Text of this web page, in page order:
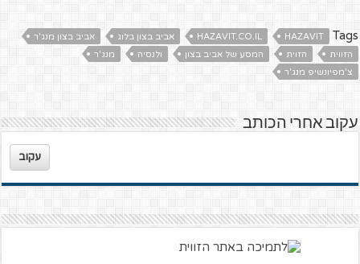
Tags
HAZAVIT
HAZAVIT.CO.IL אביב בצון בלוג
אביב בצון מנג'ר
הזווית
הזוית המסע של אביב בצון ולנסיה
מנג'ר
צ'מפיונשיפ מנג'ר
עקוב אחרי הכותב
עקוב